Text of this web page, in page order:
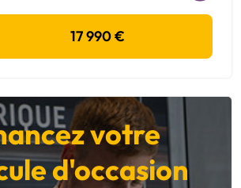
17 990 €
votre
d'occasion